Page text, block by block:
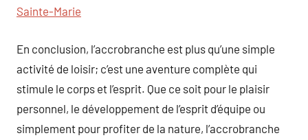
Sainte-Marie
En conclusion, l’accrobranche est plus qu’une simple
activité de loisir; c’est une aventure complète qui
stimule le corps et l’esprit. Que ce soit pour le plaisir
personnel, le développement de l’esprit d’équipe ou
simplement pour profiter de la nature, l’accrobranche